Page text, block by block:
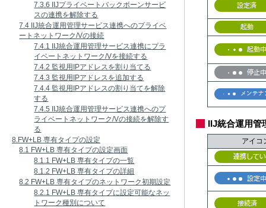
7.3.6 IIJプライベートバックボーンサービ
スの連携を解除する
7.4 IIJ統合運用管理サービス連携へのプライベ
ートネットワーク/Vの接続
7.4.1 IIJ統合運用管理サービス連携にプラ
イベートネットワーク/Vを接続する
7.4.2 監視用IPアドレスを割り当てる
7.4.3 監視用IPアドレスを追加する
7.4.4 監視用IPアドレスの割り当てを解除
する
7.4.5 IIJ統合運用管理サービス連携へのプ
ライベートネットワーク/Vの接続を解除す
る
8.FW+LB 専有タイプの設定
8.1 FW+LB 専有タイプの設定画面
8.1.1 FW+LB 専有タイプの一覧
8.1.2 FW+LB 専有タイプの詳細
8.2 FW+LB 専有タイプのネットワーク初期設定
8.2.1 FW+LB 専有タイプに設定可能なネッ
トワーク種別について
IIJ統合運用管
アイコ